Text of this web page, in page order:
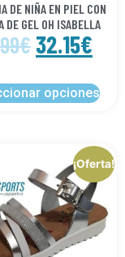
DE NIÑA EN PIEL CON
DE GEL OH ISABELLA
€ 32.15€
opciones
¡Oferta!